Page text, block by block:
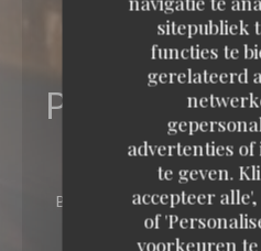
sitepubliek
functies te
gerelateerd
advertenties
te geven.
accepteer
of
voorkeuren
Pinocchio
RESTAURANT
BAERLESTRAAT 128
Pinocchio